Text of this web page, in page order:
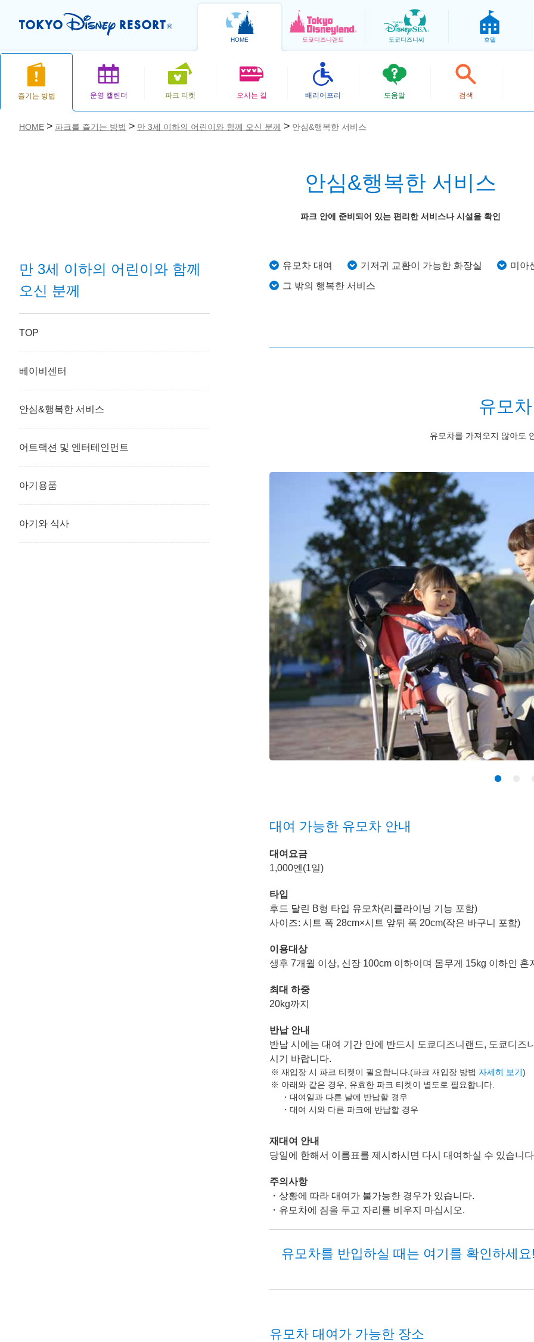
HOME 도쿄디즈니랜드 도쿄디즈니씨 호텔
즐기는 방법 운영 캘린더 파크 티켓 오시는 길 배리어프리 도움말 검색
HOME 파크를 즐기는 방법 만 3세 이하의 어린이와 함께 오신 분께 안심&행복한 서비스
안심&행복한 서비스
파크 안에 준비되어 있는 편리한 서비스나 시설을 확인
유모차 대여 기저귀 교환이 가능한 화장실
미아
그 밖의 행복한 서비스
유모
유모차를 가져오지 않아도
대여 가능한 유모차 안내
대여요금
1,000엔(1일)
타입
후드 달린 B형 타입 유모차(리클라이닝 기능 포함)
사이즈: 시트 폭 28cm×시트 앞뒤 폭 20cm(작은 바구니 포함)
이용대상
생후 7개월 이상, 신장 100cm 이하이며 몸무게 15kg 이하인
최대 하중
20kg까지
반납 안내
반납 시에는 대여 기간 안에 반드시 도쿄디즈니랜드, 도쿄디
시기 바랍니다.
재입장 시 파크 티켓이 필요합니다.(파크 재입장 방법 자세히 보기)
아래와 같은 경우, 유효한 파크 티켓이 별도로 필요합니다.
・대여일과 다른 날에 반납할 경우
・대여 시와 다른 파크에 반납할 경우
재대여 안내
당일에 한해서 이름표를 제시하시면 다시 대여하실 수 있습니
주의사항
・상황에 따라 대여가 불가능한 경우가 있습니다.
・유모차에 짐을 두고 자리를 비우지 마십시오.
유모차를 반입하실 때는 여기를 확인하세
유모차 대여가 가능한 장소
만 3세 이하의 어린이와 함께
오신 분께
TOP
베이비센터
안심&행복한 서비스
어트랙션 및 엔터테인먼트
아기용품
아기와 식사